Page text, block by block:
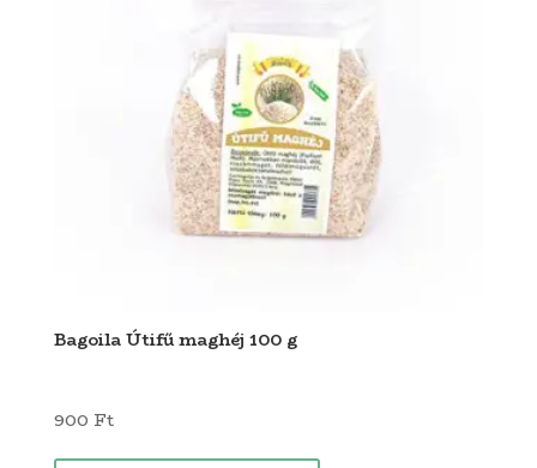
Bagoila Útifű maghéj 100 g
900 Ft